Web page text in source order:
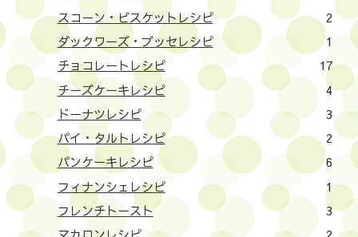
スコーン・ビスケットレシピ
2
ダックワーズ・ブッセレシピ
1
チョコレートレシピ
17
チーズケーキレシピ
4
ドーナツレシピ
3
パイ・タルトレシピ
2
パンケーキレシピ
6
フィナンシェレシピ
1
フレンチトースト
3